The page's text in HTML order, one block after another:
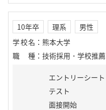
10年卒 理系
男性
学校名 ： 熊本大学
職種 ： 技術採用・学校推薦
エントリーシート
テスト
面接開始